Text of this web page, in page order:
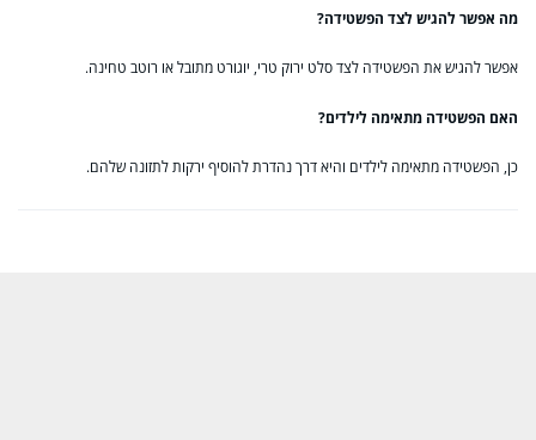
מה אפשר להגיש לצד הפשטידה?
אפשר להגיש את הפשטידה לצד סלט ירוק טרי, יוגורט מתובל או רוטב טחינה.
האם הפשטידה מתאימה לילדים?
כן, הפשטידה מתאימה לילדים והיא דרך נהדרת להוסיף ירקות לתזונה שלהם.